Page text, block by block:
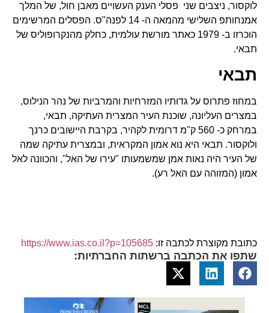
לוקסור, ניצבים שני פסלי הענק העשויים מאבן חול, של המלך
אמנחותפ השלישי מהמאה ה- 14 לפנה"ס. הפסלים המרשימים
הוכרזו ב- 1979 כאתר מורשת עולמית, כחלק מהנקרופוליס של
תבאי.
תבאי
במחוז פתרוס על גדותיו המזרחיות והמרביות של נהר הנילוס,
במצרים העליונה, שוכנת העיר המצרית העתיקה, תבאי,
במרחק כ- 560 ק"מ דרומית לקהיר, בקרבת היישובים כרנך
ולוקסור. תבאי היא נוא אמון המקראית, ובמצרית עתיקה שמה
של העיר היה נאות אמן שמשמעותו "עירו של האל", והכוונה לאל
אמון (המזוהה עם האל רע).
כתובת מקוצרת לכתבה זו: https://www.ias.co.il?p=105685
שתפו את הכתבה ברשתות החברתיות: